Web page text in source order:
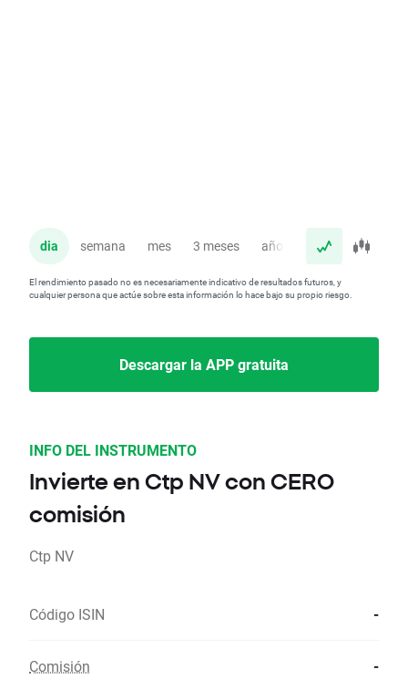
dia semana mes 3 meses año
El rendimiento pasado no es necesariamente indicativo de resultados futuros, y
cualquier persona que actúe sobre esta información lo hace bajo su propio riesgo.
Descargar la APP gratuita
INFO DEL INSTRUMENTO
Invierte en Ctp NV con CERO
comisión
Ctp NV
Código ISIN -
Comisión -